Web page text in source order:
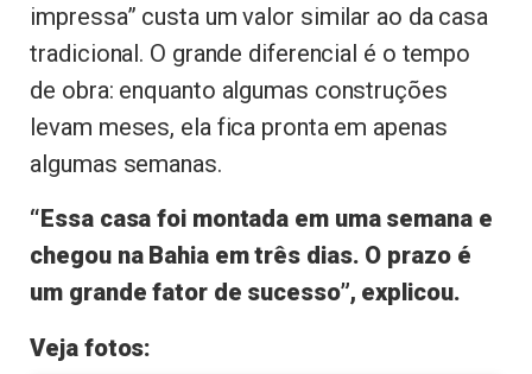
impressa” custa um valor similar ao da casa
tradicional. O grande diferencial é o tempo
de obra: enquanto algumas construções
levam meses, ela fica pronta em apenas
algumas semanas.
“Essa casa foi montada em uma semana e
chegou na Bahia em três dias. O prazo é
um grande fator de sucesso”, explicou.
Veja fotos: